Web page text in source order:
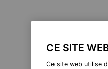
CE SITE
Ce site web utilise